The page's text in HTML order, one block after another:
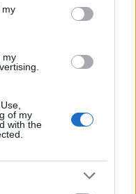
my
my
of my
with the
két új paksi blokk